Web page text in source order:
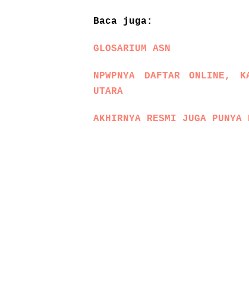
Baca juga:
GLOSARIUM ASN
NPWPNYA DAFTAR ONLINE,
UTARA
AKHIRNYA RESMI JUGA